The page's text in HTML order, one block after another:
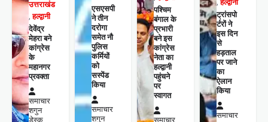
उत्तराखंड
,हल्द्वानी
देवेंद्र
मेहरा बने
कांग्रेस
के
महानगर
प्रवक्ता
समाचार
शगुन
एसएसपी
ने तीन
दरोगा
समेत नौ
पुलिस
कर्मियों
को
सस्पेंड
किया
समाचार
शगुन
पश्चिम
बंगाल के
प्रभारी
बने इस
कांग्रेस
नेता का
हल्द्वानी
पहुंचने
पर
स्वागत
ट्रांसपो
र्टरों ने
इस दिन
से
हड़ताल
पर जाने
का
ऐलान
किया
समाचार